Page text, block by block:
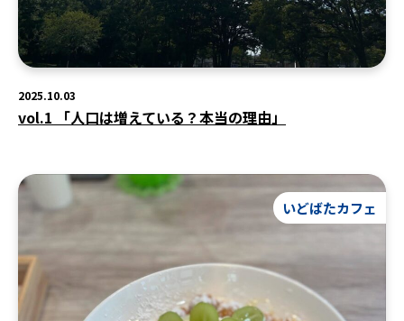
2025.10.03
vol.1 「人口は増えている？本当の理由」
いどばたカフェ